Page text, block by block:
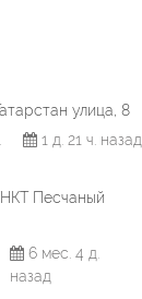
улица, 8
1 д. 21 ч. назад
Песчаный
6 мес. 4 д.
назад